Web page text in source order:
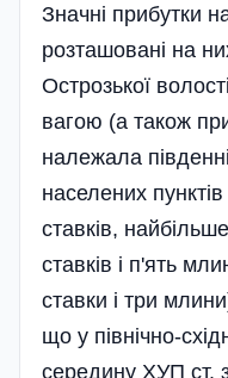
Значні прибутки
розташовані на
Острозької
вагою (а також
належала
населених
ставків,
ставків і п'ять
ставки і три
що у північно-
середину ХУП ст.